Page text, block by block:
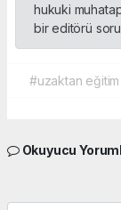
hukuki
bir editörü
#uzaktan eğitim
Okuyucu